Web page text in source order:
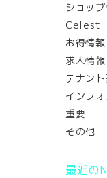
ショッ
Celest
お得情報
求人情報
テナン
インフ
重要
その他
最近の